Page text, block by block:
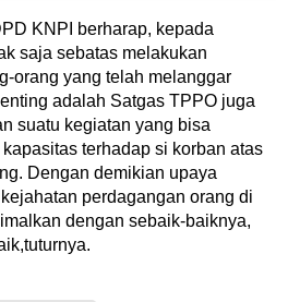
KNPI berharap, kepada
saja sebatas melakukan
orang yang telah melanggar
adalah Satgas TPPO juga
suatu kegiatan yang bisa
terhadap si korban atas
Dengan demikian upaya
perdagangan orang di
dengan sebaik-baiknya,